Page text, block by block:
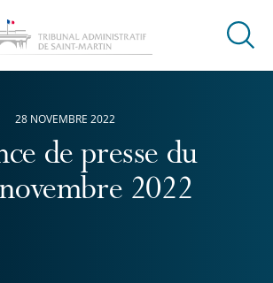
Ouvrir
de presse du
2022
28 NOVEMBRE 2022